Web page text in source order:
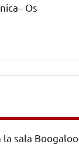
Os
sala Boogaloo